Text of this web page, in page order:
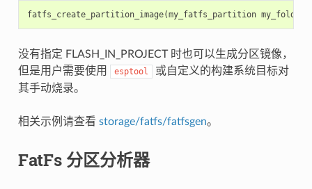
fatfs_create_partition_image(my_fatfs_partition my_folder
没有指定 FLASH_IN_PROJECT 时也可以生成分区镜像，
但是用户需要使用
esptool
或自定义的构建系统目标对
其手动烧录。
相关示例请查看 storage/fatfs/fatfsgen。
FatFs 分区分析器